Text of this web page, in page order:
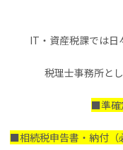
IT・資産税課では日
税理士事務所と
■準確
■相続税申告書・納付（